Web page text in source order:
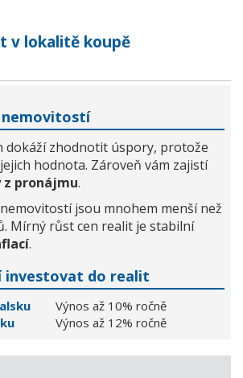
v lokalitě koupě
dokáží zhodnotit úspory, protože
hodnota. Zároveň vám zajistí
z pronájmu.
jsou mnohem menší než
Mírný růst cen realit je stabilní
.
investovat do realit
Výnos až 10% ročně
Výnos až 12% ročně